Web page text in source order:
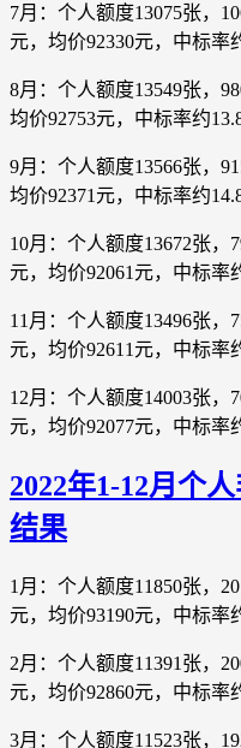
7月：个人额度13075张，
元，均价92330元，中标率
8月：个人额度13549张，
均价92753元，中标率约
9月：个人额度13566张，
均价92371元，中标率约
10月：个人额度13672张，
元，均价92061元，中标率
11月：个人额度13496张，
元，均价92611元，中标率
12月：个人额度14003张，
元，均价92077元，中标率
2022年1-12月个
结果
1月：个人额度11850张，
元，均价93190元，中标率
2月：个人额度11391张，
元，均价92860元，中标率
3月：个人额度11523张，